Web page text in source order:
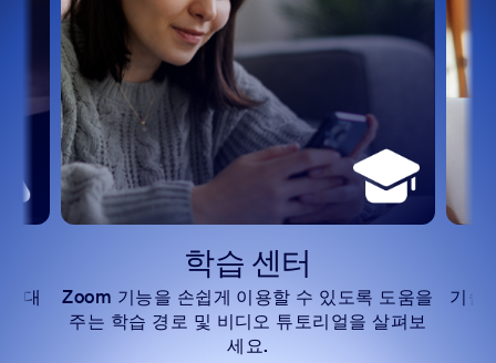
대
학습 센터
Zoom 기능을 손쉽게 이용할 수 있도록 도움을
주는 학습 경로 및 비디오 튜토리얼을 살펴보
세요.
기술